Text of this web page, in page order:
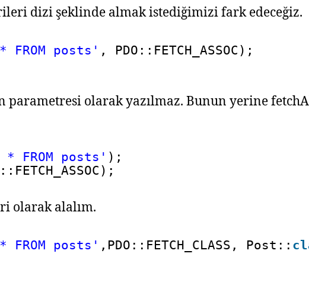
dizi şeklinde almak istediğimizi fark edeceğiz.
FROM posts' , PDO::FETCH_ASSOC);
olarak yazılmaz. Bunun yerine
* FROM posts' );
olarak alalım.
FROM posts' ,PDO::FETCH_CLASS, Post::